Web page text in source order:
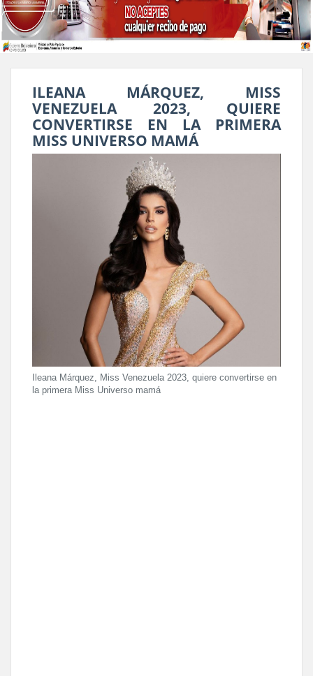
ILEANA MÁRQUEZ, MISS
VENEZUELA 2023, QUIERE
CONVERTIRSE EN LA PRIMERA
MISS UNIVERSO MAMÁ
Ileana Márquez, Miss Venezuela 2023, quiere convertirse en
la primera Miss Universo mamá